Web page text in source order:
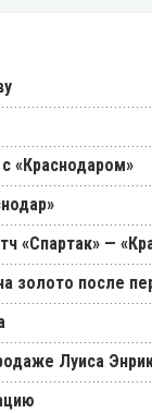
«Краснодаром»
«Спартак» —
золото после
Луиса